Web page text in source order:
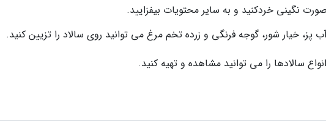
نگینی خردکنید و به سایر محتویات بیفزایید.
پز، خیار شور، گوجه فرنگی و زرده تخم مرغ می توانید روی سالاد را تزیین کنید.
سالادها را می توانید مشاهده و تهیه کنید.